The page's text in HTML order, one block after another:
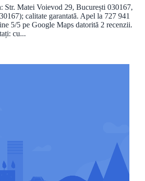
Str. Matei Voievod 29, București 030167,
calitate garantată. Apel la 727 941
5/5 pe Google Maps datorită 2 recenzii.
cu...